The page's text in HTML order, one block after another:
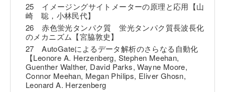
25 イメージングサイトメーターの原理と応用【山
崎 聡，小林民代】
26 赤色蛍光タンパク質 蛍光タンパク質長波長化
のメカニズム【宮脇敦史】
27 AutoGateによるデータ解析のさらなる自動化
【Leonore A. Herzenberg, Stephen Meehan,
Guenther Walther, David Parks, Wayne Moore,
Connor Meehan, Megan Philips, Eliver Ghosn,
Leonard A. Herzenberg